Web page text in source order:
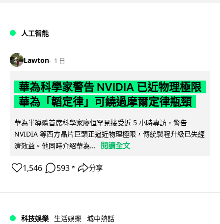
人工智能
Lawton 1 日
華為科學家警告 NVIDIA 已近物理極限
華為「韜定律」可繞過摩爾定律瓶頸
華為半導體首席科學家廖恒罕見接受近 5 小時專訪，警告
NVIDIA 等西方晶片巨頭正逼近物理極限，傳統製程升級已失經
濟效益。他同時介紹華為...
閱讀全文
1,546 593 ↗ 分享
科技娛樂 生活娛樂 城中熱話